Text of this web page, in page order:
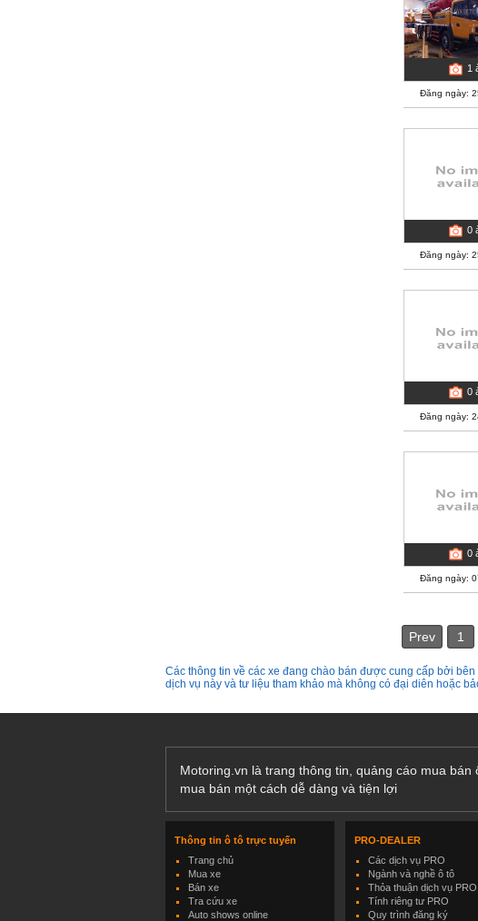
1
Đăng ngày:
0
Đăng ngày:
0
Đăng ngày:
0
Đăng ngày:
Prev 1
Các thông tin về các xe đang chào bán được cung cấp bởi
dịch vụ này và tư liệu tham khảo mà không có đại diên hoặc
Motoring.vn là trang thông tin, quảng cáo mua
mua bán một cách dễ dàng và tiện lợi
Thông tin ô tô trực tuyến
Trang chủ
Mua xe
Bán xe
Tra cứu xe
Auto shows online
PRO-DEALER
Các dịch vụ PRO
Ngành và nghề ô tô
Thỏa thuận dịch vụ PRO
Tính riêng tư PRO
Quy trình đăng ký